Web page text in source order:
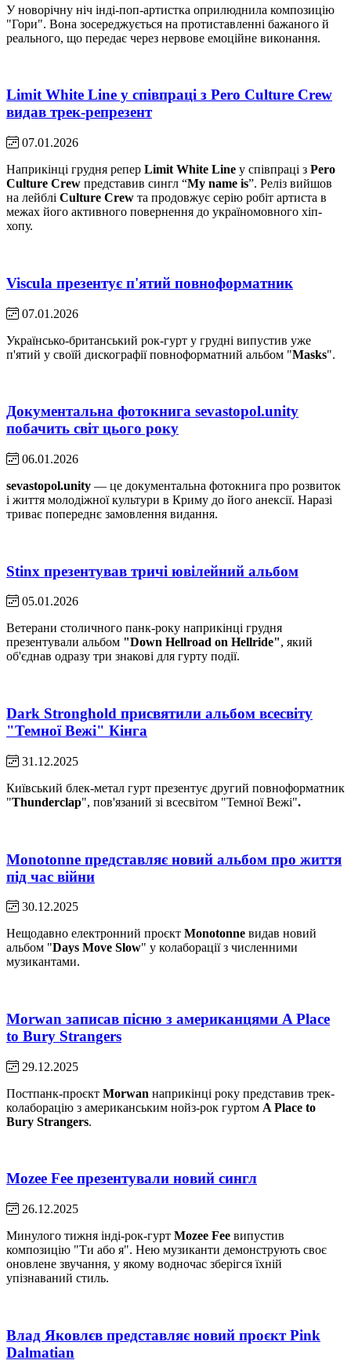
У новорічну ніч інді-поп-артистка оприлюднила композицію
"Гори". Вона зосереджується на протиставленні бажаного й
реального, що передає через нервове емоційне виконання.
Limit White Line у співпраці з Pero Culture Crew
видав трек-репрезент
07.01.2026
Наприкінці грудня репер Limit White Line у співпраці з Pero
Culture Crew представив сингл “My name is”. Реліз вийшов
на лейблі Culture Crew та продовжує серію робіт артиста в
межах його активного повернення до україномовного хіп-
хопу.
Viscula презентує п'ятий повноформатник
07.01.2026
Українсько-британський рок-гурт у грудні випустив уже
п'ятий у своїй дискографії повноформатний альбом "Masks".
Документальна фотокнига sevastopol.unity
побачить світ цього року
06.01.2026
sevastopol.unity — це документальна фотокнига про розвиток
і життя молодіжної культури в Криму до його анексії. Наразі
триває попереднє замовлення видання.
Stinx презентував тричі ювілейний альбом
05.01.2026
Ветерани столичного панк-року наприкінці грудня
презентували альбом "Down Hellroad on Hellride", який
об'єднав одразу три знакові для гурту події.
Dark Stronghold присвятили альбом всесвіту
"Темної Вежі" Кінга
31.12.2025
Київський блек-метал гурт презентує другий повноформатник
"Thunderclap", пов'язаний зі всесвітом "Темної Вежі".
Monotonne представляє новий альбом про життя
під час війни
30.12.2025
Нещодавно електронний проєкт Monotonne видав новий
альбом "Days Move Slow" у колаборації з численними
музикантами.
Morwan записав пісню з американцями A Place
to Bury Strangers
29.12.2025
Постпанк-проєкт Morwan наприкінці року представив трек-
колаборацію з американським нойз-рок гуртом A Place to
Bury Strangers.
Mozee Fee презентували новий сингл
26.12.2025
Минулого тижня інді-рок-гурт Mozee Fee випустив
композицію "Ти або я". Нею музиканти демонструють своє
оновлене звучання, у якому водночас зберігся їхній
упізнаваний стиль.
Влад Яковлєв представляє новий проєкт Pink
Dalmatian